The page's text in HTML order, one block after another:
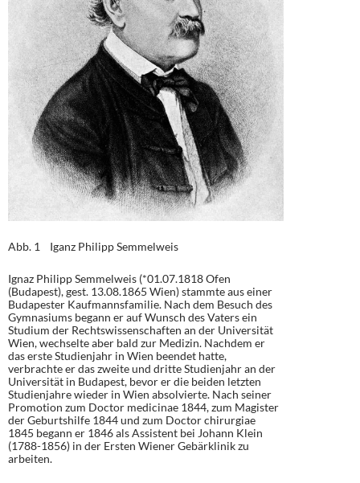
Abb. 1 Iganz Philipp Semmelweis
Ignaz Philipp Semmelweis (*01.07.1818 Ofen
(Budapest), gest. 13.08.1865 Wien) stammte aus einer
Budapester Kaufmannsfamilie. Nach dem Besuch des
Gymnasiums begann er auf Wunsch des Vaters ein
Studium der Rechtswissenschaften an der Universität
Wien, wechselte aber bald zur Medizin. Nachdem er
das erste Studienjahr in Wien beendet hatte,
verbrachte er das zweite und dritte Studienjahr an der
Universität in Budapest, bevor er die beiden letzten
Studienjahre wieder in Wien absolvierte. Nach seiner
Promotion zum Doctor medicinae 1844, zum Magister
der Geburtshilfe 1844 und zum Doctor chirurgiae
1845 begann er 1846 als Assistent bei Johann Klein
(1788-1856) in der Ersten Wiener Gebärklinik zu
arbeiten.